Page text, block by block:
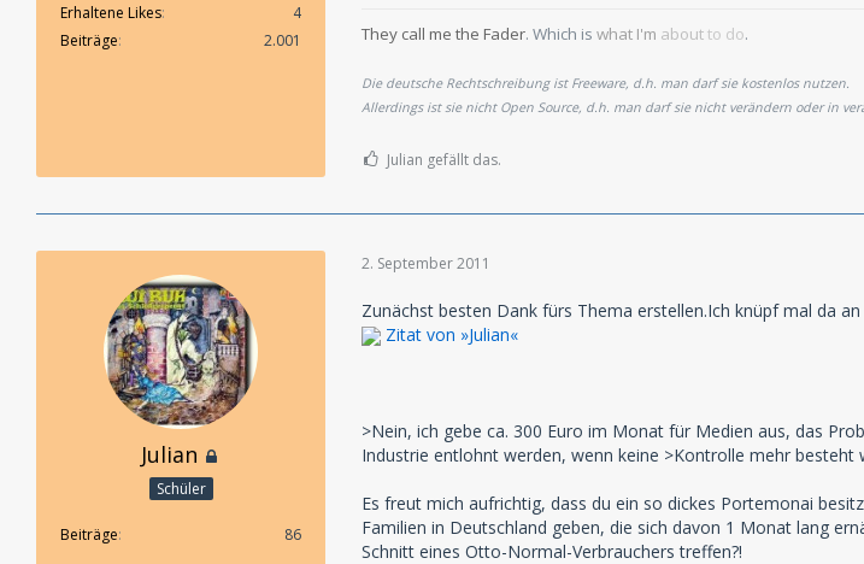
Erhaltene Likes
4
Beiträge
2.001 They call me the Fader. Which is what I'm aboutto do.
Die deutsche Rechtschreibung ist Freeware, d.h. man darf sie kostenlos nutzen.
Allerdings ist sie nicht Open Source, d.h. man darf sie nicht verändern oder in
Julian gefällt das.
Julian
Schüler
Beiträge 86
2. September 2011
Zunächst besten Dank fürs Thema erstellen.Ich knüpf mal da
Zitat von »Julian«
>Nein, ich gebe ca. 300 Euro im Monat für Medien aus, das
Industrie entlohnt werden, wenn keine >Kontrolle mehr besteht
Es freut mich aufrichtig, dass du ein so dickes Portemonai
Familien in Deutschland geben, die sich davon 1 Monat lang
Schnitt eines Otto-Normal-Verbrauchers treffen?!